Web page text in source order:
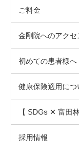
ご料金
金剛院へのアクセ
初めての患者様へ
健康保険適用につ
【 SDGs ✕ 富田林
採用情報